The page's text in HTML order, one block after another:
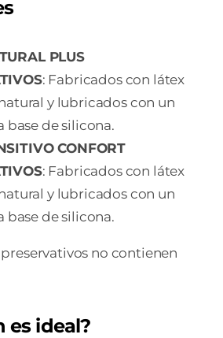
PLUS
: Fabricados con látex
y lubricados con un
base de silicona.
CONFORT
: Fabricados con látex
y lubricados con un
base de silicona.
no contienen
es ideal?